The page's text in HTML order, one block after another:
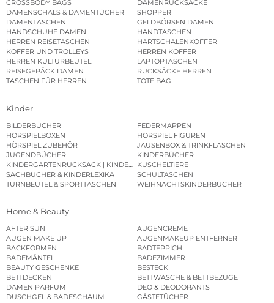
CROSSBODY BAGS
DAMENRUCKSÄCKE
DAMENSCHALS & DAMENTÜCHER
SHOPPER
DAMENTASCHEN
GELDBÖRSEN DAMEN
HANDSCHUHE DAMEN
HANDTASCHEN
HERREN REISETASCHEN
HARTSCHALENKOFFER
KOFFER UND TROLLEYS
HERREN KOFFER
HERREN KULTURBEUTEL
LAPTOPTASCHEN
REISEGEPÄCK DAMEN
RUCKSÄCKE HERREN
TASCHEN FÜR HERREN
TOTE BAG
Kinder
BILDERBÜCHER
FEDERMAPPEN
HÖRSPIELBOXEN
HÖRSPIEL FIGUREN
HÖRSPIEL ZUBEHÖR
JAUSENBOX & TRINKFLASCHEN
JUGENDBÜCHER
KINDERBÜCHER
KINDERGARTENRUCKSACK | KINDERGARTENBEUTEL
KUSCHELTIERE
SACHBÜCHER & KINDERLEXIKA
SCHULTASCHEN
TURNBEUTEL & SPORTTASCHEN
WEIHNACHTSKINDERBÜCHER
Home & Beauty
AFTER SUN
AUGENCREME
AUGEN MAKE UP
AUGENMAKEUP ENTFERNER
BACKFORMEN
BADTEPPICH
BADEMÄNTEL
BADEZIMMER
BEAUTY GESCHENKE
BESTECK
BETTDECKEN
BETTWÄSCHE & BETTBEZÜGE
DAMEN PARFUM
DEO & DEODORANTS
DUSCHGEL & BADESCHAUM
GÄSTETÜCHER